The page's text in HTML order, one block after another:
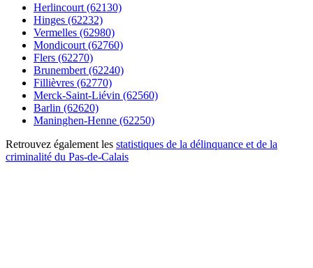
Herlincourt (62130)
Hinges (62232)
Vermelles (62980)
Mondicourt (62760)
Flers (62270)
Brunembert (62240)
Fillièvres (62770)
Merck-Saint-Liévin (62560)
Barlin (62620)
Maninghen-Henne (62250)
Retrouvez également les statistiques de la délinquance et de la
criminalité du Pas-de-Calais